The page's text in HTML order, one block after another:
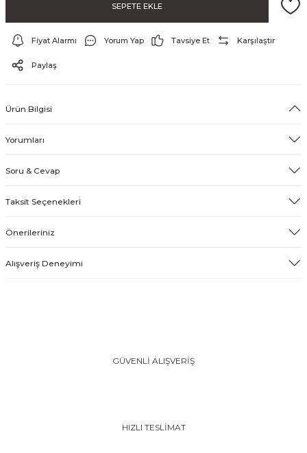
ve Şort
SEPETE EKLE
Fiyat Alarmı Yorum Yap Tavsiye Et Karşılaştır
Paylaş
Ürün Bilgisi
Yorumları
Soru & Cevap
Taksit Seçenekleri
Önerileriniz
Alışveriş Deneyimi
GÜVENLİ ALIŞVERİŞ
HIZLI TESLİMAT